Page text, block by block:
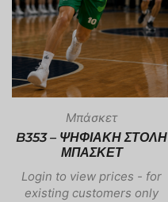
Μπάσκετ
B353 – ΨΗΦΙΑΚΗ ΣΤΟΛΗ
ΜΠΑΣΚΕΤ
Login to view prices - for
existing customers only